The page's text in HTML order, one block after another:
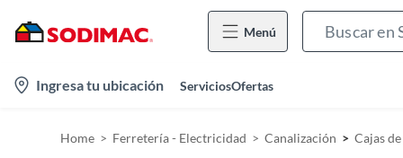
Menú
Ingresa tu ubicación ServiciosOfertas
Home Ferretería - Electricidad Canalización Cajas